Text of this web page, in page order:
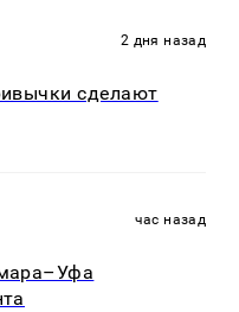
2 дня назад
сделают
час назад